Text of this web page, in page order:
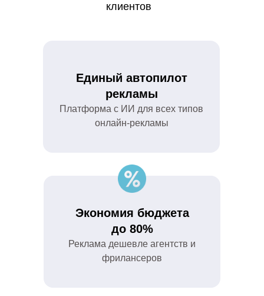
клиентов
Единый автопилот
рекламы
Платформа с ИИ для всех типов
онлайн-рекламы
Экономия бюджета
до 80%
Реклама дешевле агентств и
фрилансеров